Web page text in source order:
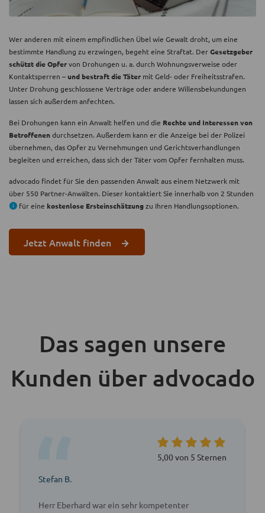
Wer anderen mit einem empfindlichen Übel wie Gewalt droht, um eine
bestimmte Handlung zu erzwingen, begeht eine Straftat. DerGesetzgeber
schützt die Opfervon Drohungen u. a. durch Wohnungsverweise oder
Kontaktsperren –und bestraft die Täter mit Geld- oder Freiheitsstrafen.
Unter Drohung geschlossene Verträge oder andere Willensbekundungen
lassen sich außerdem anfechten.
Bei Drohungen kann ein Anwalt helfen und die Rechte und Interessen von
Betroffenendurchsetzen. Außerdem kann er die Anzeige bei der Polizei
übernehmen, das Opfer zu Vernehmungen und Gerichtsverhandlungen
begleiten und erreichen, dass sich der Täter vom Opfer fernhalten muss.
advocado findet für Sie den passenden Anwalt aus einem Netzwerk mit
über 550 Partner-Anwälten. Dieser kontaktiert Sie innerhalb von 2 Stunden
für eine kostenlose Ersteinschätzungzu Ihren Handlungsoptionen.
Jetzt Anwalt finden
Das sagen unsere
Kunden über advocado
5,00 von 5 Sternen
Stefan B.
Herr Eberhard war ein sehr kompetenter